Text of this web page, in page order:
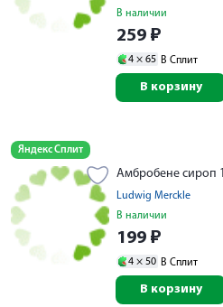
В наличии
259 ₽
4 × 65 В Сплит
В корзину
Яндекс Сплит
Амбробене сироп
Ludwig Merckle
В наличии
199 ₽
4 × 50 В Сплит
В корзину